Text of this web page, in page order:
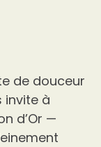
de douceur
invite à
d’Or —